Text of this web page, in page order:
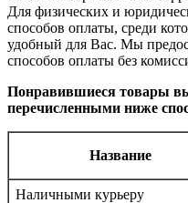
Для физических и
способов оплаты, среди
удобный для Вас. Мы
способов оплаты без
Понравившиеся товары
перечисленными ниже
Название
Наличными курьеру